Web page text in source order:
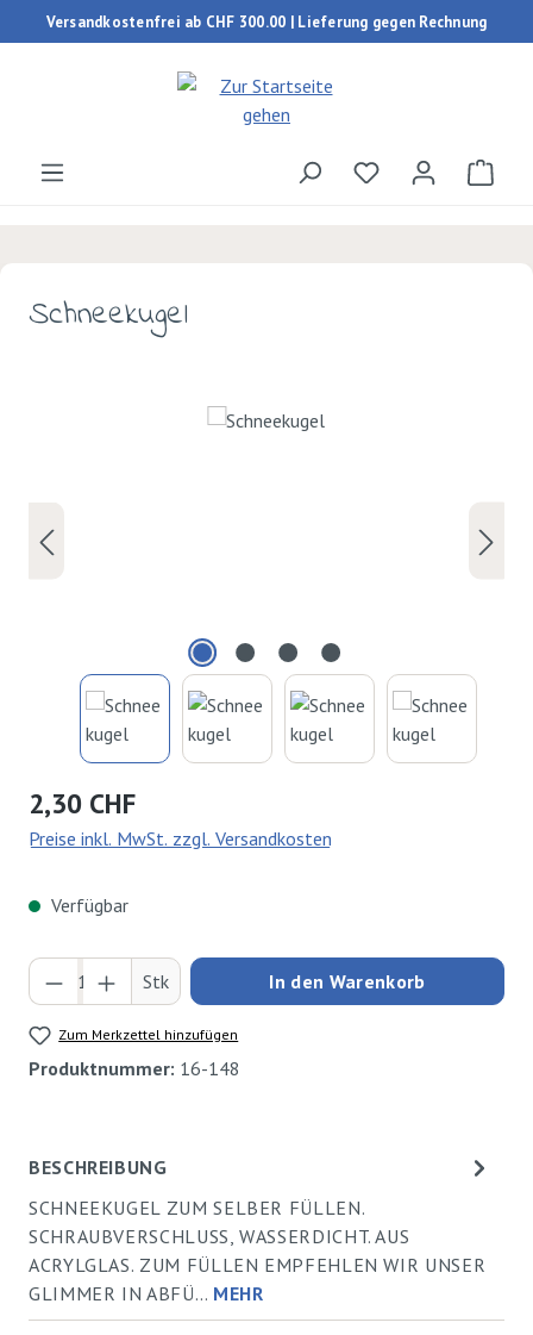
Zum Hauptinhalt springen
Versandkostenfrei ab CHF 300.00 | Lieferung gegen Rechnung
Du hast 0
Schneekugel
Bildergalerie überspringen
Regulärer Preis:
2,30 CHF
Preise inkl. MwSt. zzgl. Versandkosten
Verfügbar
Produkt Anzahl: Gib den gewünschten Wert
Stk In den Warenkorb
Zum Merkzettel hinzufügen
Produktnummer: 16-148
BESCHREIBUNG
SCHNEEKUGEL ZUM SELBER FÜLLEN.
SCHRAUBVERSCHLUSS, WASSERDICHT. AUS
ACRYLGLAS. ZUM FÜLLEN EMPFEHLEN WIR UNSER
GLIMMER IN ABFÜ… MEHR